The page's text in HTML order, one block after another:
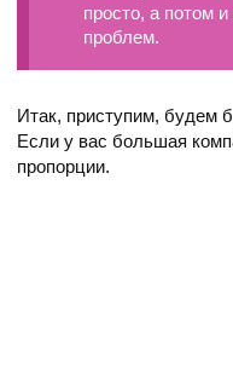
просто, а потом и
проблем.
Итак, приступим, будем
Если у вас большая
пропорции.